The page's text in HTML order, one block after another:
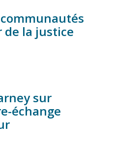
de la justice
sur
échange